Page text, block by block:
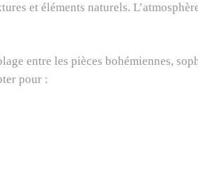
et éléments naturels.
entre les pièces bohémiennes,
pour :